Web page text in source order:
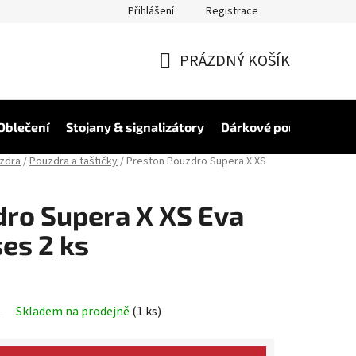
Přihlášení Registrace
KOŠÍK
PRÁZDNÝ KOŠÍK
Stojany & signalizátory Dárkové poukázky
/Pouzdra a taštičky/Preston Pouzdro Supera X XS
Supera X XS Eva
2 ks
Skladem na prodejně (1 ks)